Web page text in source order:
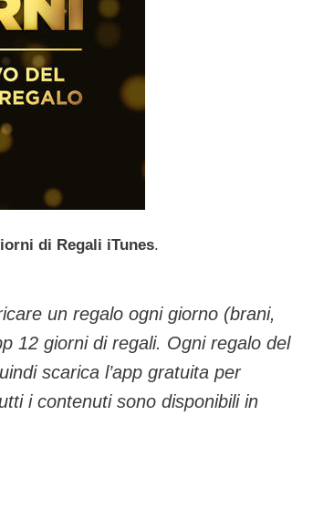
di Regali iTunes.
un regalo ogni giorno (brani,
12 giorni di regali. Ogni regalo del
scarica l’app gratuita per
i contenuti sono disponibili in